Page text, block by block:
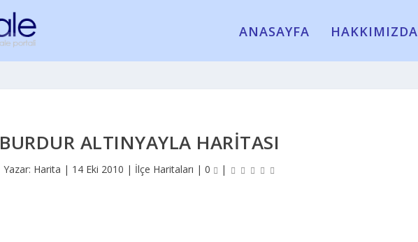
ANASAYFA HAKKIMIZDA
BURDUR ALTINYAYLA HARITASI
Yazar: Harita | 14 Eki 2010 | İlçe Haritaları |0 |